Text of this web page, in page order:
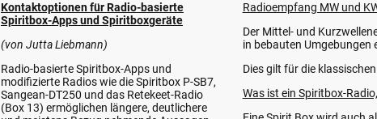
Kontaktoptionen für Radio-basierte
Spiritbox-Apps und Spiritboxgeräte
(von Jutta Liebmann)
Radio-basierte Spiritbox-Apps und
modifizierte Radios wie die Spiritbox P-SB7,
Sangean-DT250 und das Retekeet-Radio
(Box 13) ermöglichen längere, deutlichere
Radioempfang MW und
Der Mittel- und
in bebauten Umgebungen
Dies gilt für die
Was ist ein Spiritbox-